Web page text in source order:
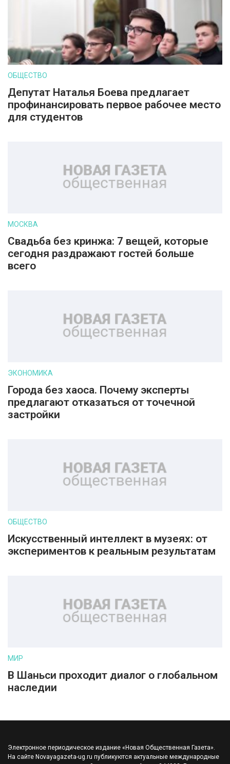
ОБЩЕСТВО
Депутат Наталья Боева предлагает
профинансировать первое рабочее место
для студентов
МОСКВА
Свадьба без кринжа: 7 вещей, которые
сегодня раздражают гостей больше
всего
ЭКОНОМИКА
Города без хаоса. Почему эксперты
предлагают отказаться от точечной
застройки
ОБЩЕСТВО
Искусственный интеллект в музеях: от
экспериментов к реальным результатам
МИР
В Шаньси проходит диалог о глобальном
наследии
Электронное периодическое издание «Новая Общественная Газета».
На сайте Novayagazeta-ug.ru публикуются актуальные международные